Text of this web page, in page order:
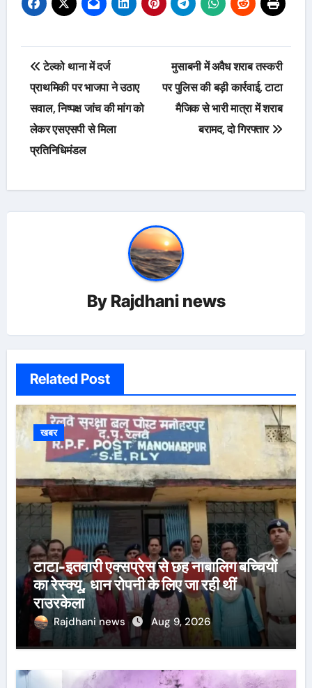
Post
navigation
टेल्को थाना में दर्ज
प्राथमिकी पर भाजपा ने उठाए
सवाल, निष्पक्ष जांच की मांग को
लेकर एसएसपी से मिला
प्रतिनिधिमंडल
मुसाबनी में अवैध शराब तस्करी
पर पुलिस की बड़ी कार्रवाई, टाटा
मैजिक से भारी मात्रा में शराब
बरामद, दो गिरफ्तार
By Rajdhani news
Related Post
खबर
टाटा-इतवारी एक्सप्रेस से छह नाबालिग बच्चियों
का रेस्क्यू, धान रोपनी के लिए जा रही थीं
राउरकेला
Rajdhani news Aug 9, 2026